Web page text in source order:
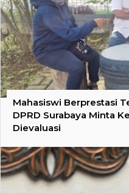
Mahasiswi Berprestasi
DPRD Surabaya Minta
Dievaluasi